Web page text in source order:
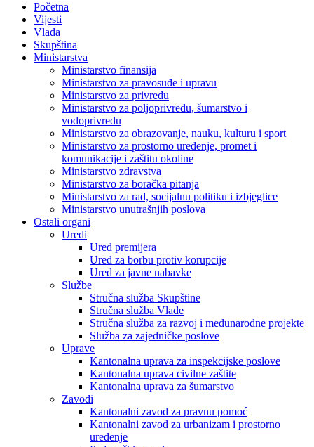
Početna
Vijesti
Vlada
Skupština
Ministarstva
Ministarstvo finansija
Ministarstvo za pravosuđe i upravu
Ministarstvo za privredu
Ministarstvo za poljoprivredu, šumarstvo i
vodoprivredu
Ministarstvo za obrazovanje, nauku, kulturu i sport
Ministarstvo za prostorno uređenje, promet i
komunikacije i zaštitu okoline
Ministarstvo zdravstva
Ministarstvo za boračka pitanja
Ministarstvo za rad, socijalnu politiku i izbjeglice
Ministarstvo unutrašnjih poslova
Ostali organi
Uredi
Ured premijera
Ured za borbu protiv korupcije
Ured za javne nabavke
Službe
Stručna služba Skupštine
Stručna služba Vlade
Stručna služba za razvoj i međunarodne projekte
Služba za zajedničke poslove
Uprave
Kantonalna uprava za inspekcijske poslove
Kantonalna uprava civilne zaštite
Kantonalna uprava za šumarstvo
Zavodi
Kantonalni zavod za pravnu pomoć
Kantonalni zavod za urbanizam i prostorno
uređenje